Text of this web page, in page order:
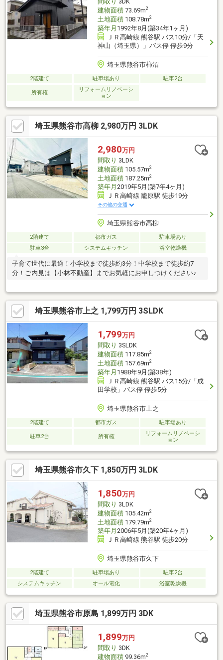
建物面積73.69m2
土地面積108.78m2
築年月 1992年8月(築34年1ヶ月)
ＪＲ高崎線 熊谷駅 バス10分/「天
神山（埼玉県）」バス停 停歩9分
埼玉県熊谷市柿沼
2階建て 駐車場あり 駐車2台
所有権
リフォームリノベーシ
ョン
埼玉県熊谷市高柳 2,980万円 3LDK
2,980万円
間取り 3LDK
建物面積105.57m2
土地面積187.25m2
築年月 2019年5月(築7年4ヶ月)
ＪＲ高崎線 籠原駅 徒歩19分
その他の交通
埼玉県熊谷市高柳
2階建て 都市ガス
駐車場あり
駐車3台
システムキッチン 浴室乾燥機
子育て世代に最適！小学校まで徒歩約3分！中学校まで徒歩約7
分！ご内見は【小林不動産】までお気軽にお申しつけください♪
埼玉県熊谷市上之 1,799万円 3SLDK
1,799万円
間取り 3SLDK
建物面積117.85m2
土地面積157.69m2
築年月 1988年9月(築38年)
ＪＲ高崎線 熊谷駅 バス15分/「成
田学校」バス停 停歩5分
埼玉県熊谷市上之
2階建て 都市ガス 駐車場あり
駐車2台 所有権
リフォームリノベーシ
ョン
埼玉県熊谷市久下 1,850万円 3LDK
1,850万円
間取り 3LDK
建物面積105.42m2
土地面積179.79m2
築年月 2006年5月(築20年4ヶ月)
ＪＲ高崎線 熊谷駅 徒歩20分
埼玉県熊谷市久下
2階建て 駐車場あり
駐車2台
システムキッチン
オール電化 浴室乾燥機
埼玉県熊谷市原島 1,899万円 3DK
1,899万円
間取り 3DK
建物面積99.36m2